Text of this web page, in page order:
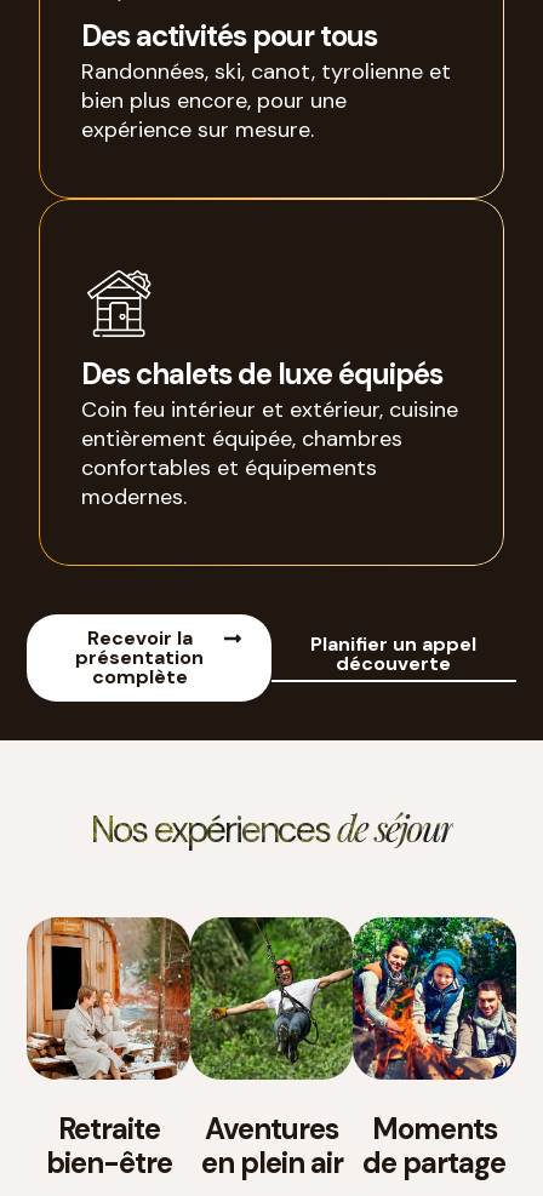
Des activités pour tous
Randonnées, ski, canot, tyrolienne et
bien plus encore, pour une
expérience sur mesure.
Des chalets de luxe équipés
Coin feu intérieur et extérieur, cuisine
entièrement équipée, chambres
confortables et équipements
modernes.
Planifier un appel
découverte
Recevoir la
présentation
complète
Nos expériencesde séjour
Retraite
bien-être
Aventures
en plein air
Moments
de partage